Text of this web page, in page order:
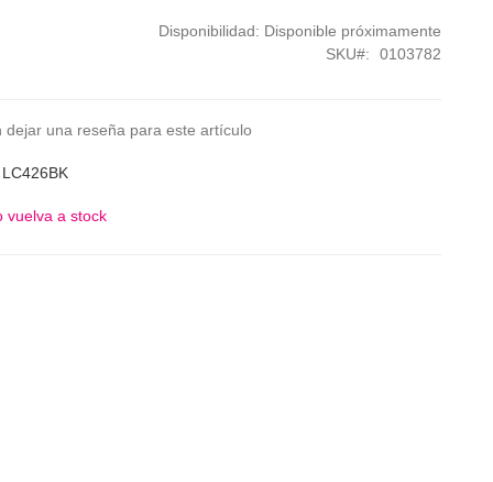
Disponibilidad: Disponible próximamente
SKU
0103782
dejar una reseña para este artículo
vuelva a stock